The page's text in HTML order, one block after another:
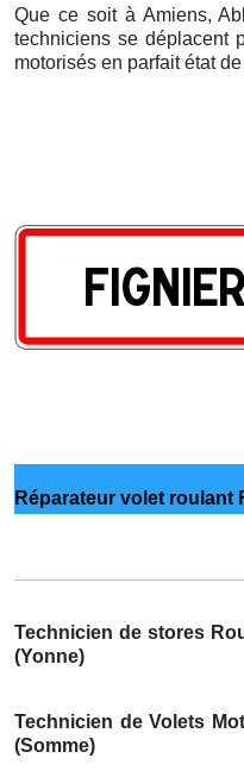
Que ce soit à Amiens,
techniciens se déplacent
motorisés en parfait état
Réparateur volet roulant
Technicien de stores
(Yonne)
Technicien de Volets
(Somme)